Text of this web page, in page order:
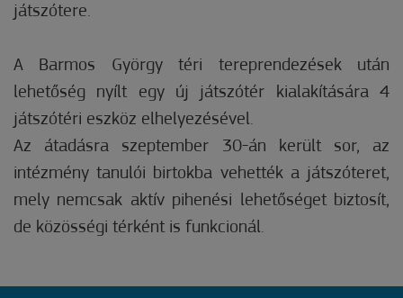
játszótere.
A Barmos György téri tereprendezések után
lehetőség nyílt egy új játszótér kialakítására 4
játszótéri eszköz elhelyezésével.
Az átadásra szeptember 30-án került sor, az
intézmény tanulói birtokba vehették a játszóteret,
mely nemcsak aktív pihenési lehetőséget biztosít,
de közösségi térként is funkcionál.